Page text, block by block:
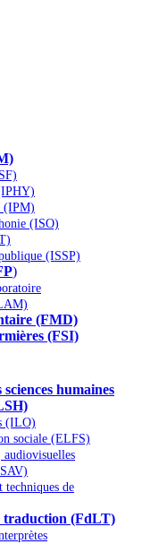
(IPM)
(ISO)
(ISSP)
)
(FMD)
(FSI)
humaines
(ILO)
sociale (ELFS)
audiovisuelles
techniques de
traduction (FdLT)